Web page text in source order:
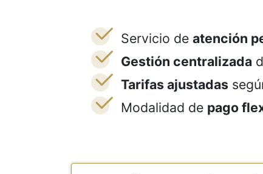
Servicio de atención
Gestión centralizada
Tarifas ajustadas
Modalidad de pago